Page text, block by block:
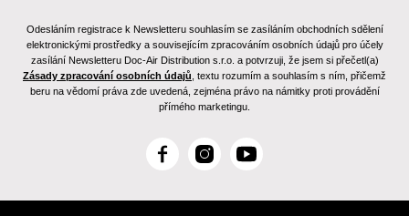
Odesláním registrace k Newsletteru souhlasím se zasíláním obchodních sdělení
elektronickými prostředky a souvisejícím zpracováním osobních údajů pro účely
zasílání Newsletteru Doc-Air Distribution s.r.o. a potvrzuji, že jsem si přečetl(a)
Zásady zpracování osobních údajů , textu rozumím a souhlasím s ním, přičemž
beru na vědomí práva zde uvedená, zejména právo na námitky proti provádění
přímého marketingu.
F
c
I
s
Y
u